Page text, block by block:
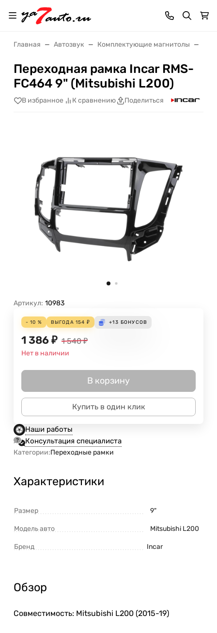
Главная Автозвук Комплектующие магнитолы
Переходная рамка Incar RMS-
FC464 9" (Mitsubishi L200)
В избранное К сравнению Поделиться
Артикул: 10983
- 10 % ВЫГОДА 154 ₽ +13 БОНУСОВ
1 386 ₽ 1 540 ₽
Нет в наличии
В корзину
Купить в один клик
Наши работы
Консультация специалиста
Категории:Переходные рамки
Характеристики
Размер 9"
Модель авто Mitsubishi L200
Бренд Incar
Обзор
Совместимость: Mitsubishi L200 (2015-19)